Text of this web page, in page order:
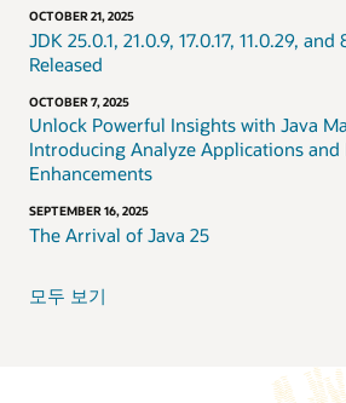
OCTOBER 21, 2025
JDK 25.0.1, 21.0.9, 17.0.17, 11.0.29,
Released
OCTOBER 7, 2025
Unlock Powerful Insights with Java
Introducing Analyze Applications
Enhancements
SEPTEMBER 16, 2025
The Arrival of Java 25
모두 보기